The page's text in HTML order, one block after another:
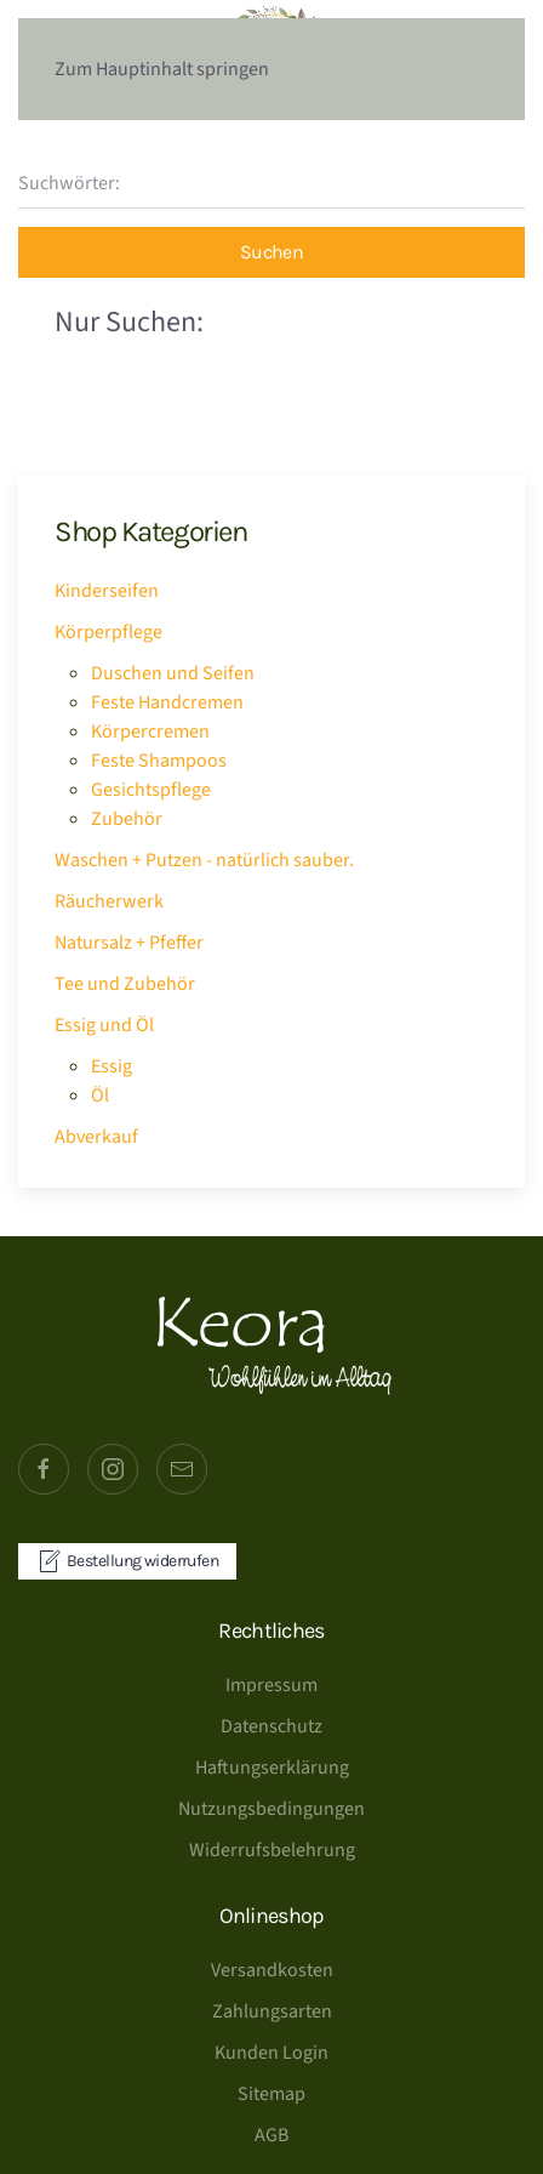
Zum Hauptinhalt springen
Suchen
Nur Suchen:
Shop Kategorien
Kinderseifen
Körperpflege
Duschen und Seifen
Feste Handcremen
Körpercremen
Feste Shampoos
Gesichtspflege
Zubehör
Waschen + Putzen - natürlich sauber.
Räucherwerk
Natursalz + Pfeffer
Tee und Zubehör
Essig und Öl
Essig
Öl
Abverkauf
Bestellung widerrufen
Rechtliches
Impressum
Datenschutz
Haftungserklärung
Nutzungsbedingungen
Widerrufsbelehrung
Onlineshop
Versandkosten
Zahlungsarten
Kunden Login
Sitemap
AGB